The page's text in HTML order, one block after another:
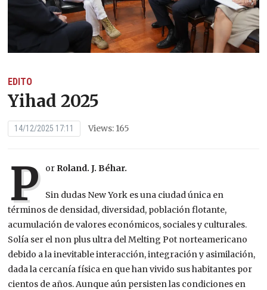
EDITO
Yihad 2025
14/12/2025 17:11 Views: 165
P or Roland. J. Béhar.
Sin dudas New York es una ciudad única en
términos de densidad, diversidad, población flotante,
acumulación de valores económicos, sociales y culturales.
Solía ser el non plus ultra del Melting Pot norteamericano
debido a la inevitable interacción, integración y asimilación,
dada la cercanía física en que han vivido sus habitantes por
cientos de años. Aunque aún persisten las condiciones en